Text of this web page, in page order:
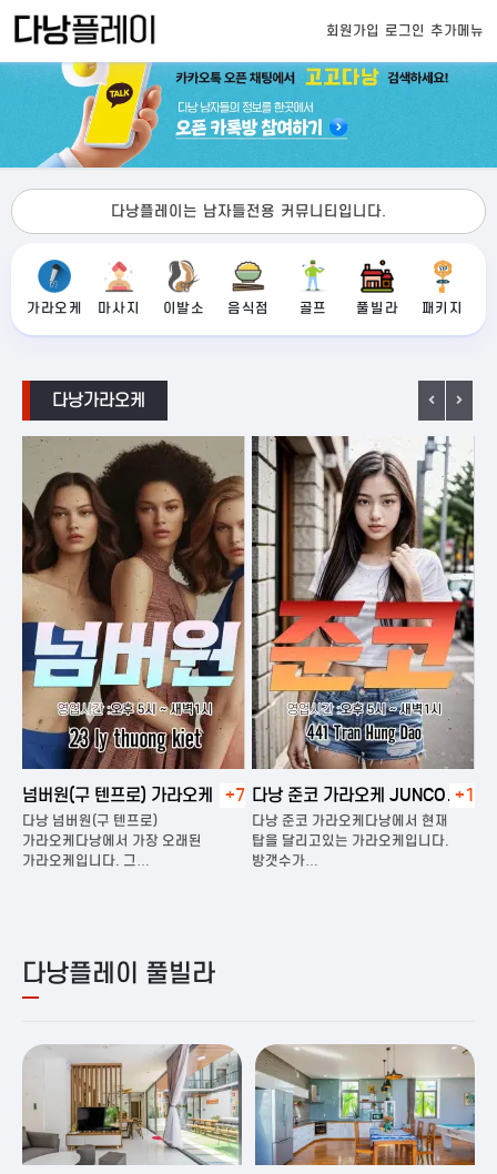
회원가입 로그인 추가메뉴
다낭플레이는 남자들전용 커뮤니티입니다.
가라오케 마사지 이발소 음식점 골프 풀빌라 패키지
다낭가라오케
넘버원(구 텐프로) 가라오케 +7
다낭 넘버원(구 텐프로)
가라오케다낭에서 가장 오래된
가라오케입니다. 그…
다낭 준코 가라오케 JUNCO
KARAOKE
+1
다낭 준코 가라오케다낭에서 현재
탑을 달리고있는 가라오케입니다.
방갯수가…
다낭플레이 풀빌라